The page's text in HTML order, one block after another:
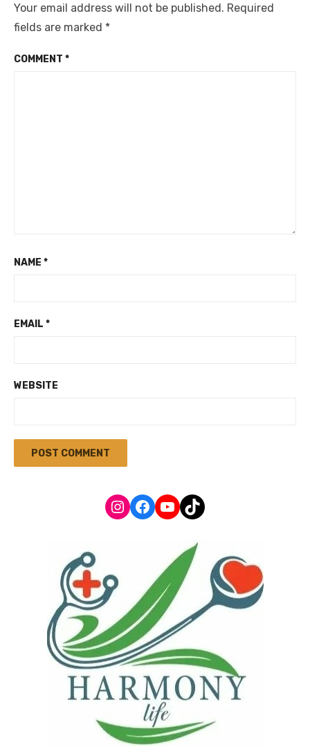
Your email address will not be published. Required
fields are marked *
COMMENT *
NAME *
EMAIL *
WEBSITE
Instagram
Facebook
YouTube
TikTok